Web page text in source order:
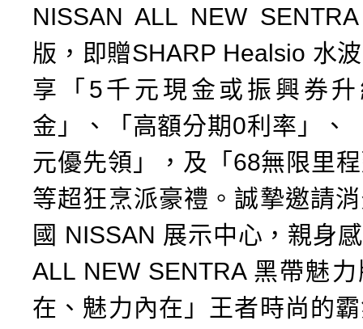
NISSAN ALL NEW
版，即贈SHARP Healsio 水
享「5千元現金或振興券
金」、「高額分期0利率」、
元優先領」，及「68無限里
等超狂烹派豪禮。誠摯邀請
國 NISSAN 展示中心，親身
ALL NEW SENTRA 黑帶魅
在、魅力內在」王者時尚的